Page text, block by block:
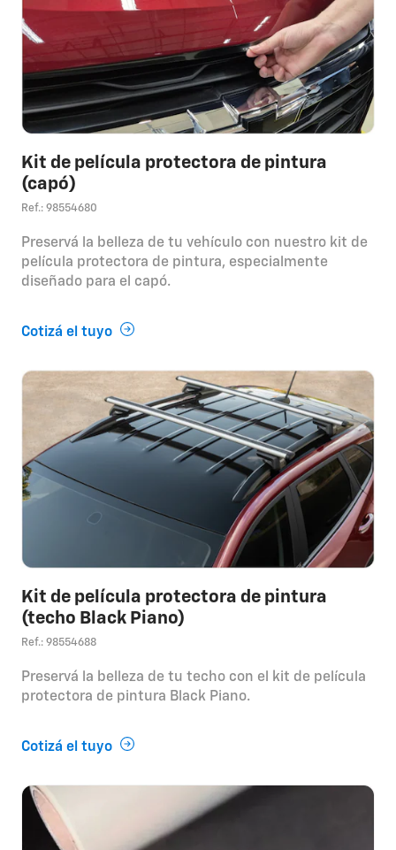
Kit de película protectora de pintura
(capó)
Ref.: 98554680
Preservá la belleza de tu vehículo con nuestro kit de
película protectora de pintura, especialmente
diseñado para el capó.
Cotizá el tuyo
Kit de película protectora de pintura
(techo Black Piano)
Ref.: 98554688
Preservá la belleza de tu techo con el kit de película
protectora de pintura Black Piano.
Cotizá el tuyo